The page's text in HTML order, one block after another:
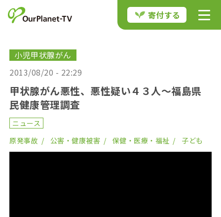
寄付する
小児甲状腺がん
2013/08/20 - 22:29
甲状腺がん悪性、悪性疑い４３人〜福島県
民健康管理調査
ニュース
原発事故
公害・健康被害 保健・医療・福祉 子ども